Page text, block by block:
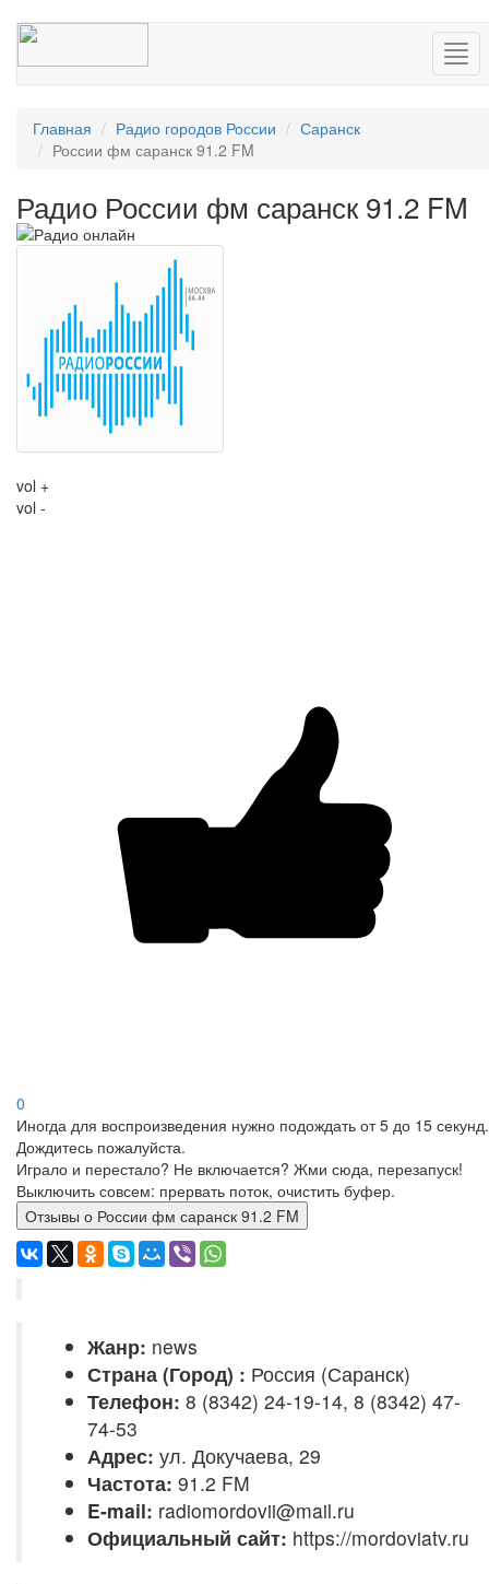
Главная Радио городов России
Саранск
России фм саранск 91.2 FM
Радио России фм саранск 91.2 FM
vol +
vol -
0
Иногда для воспроизведения нужно подождать от 5 до 15 секунд.
Дождитесь пожалуйста.
Играло и перестало? Не включается? Жми сюда, перезапуск!
Выключить совсем: прервать поток, очистить буфер.
Отзывы о России фм саранск 91.2 FM
Жанр: news
Страна (Город) : Россия (Саранск)
Телефон: 8 (8342) 24-19-14, 8 (8342) 47-
74-53
Адрес: ул. Докучаева, 29
Частота: 91.2 FM
E-mail: radiomordovii@mail.ru
Официальный сайт: https://mordoviatv.ru